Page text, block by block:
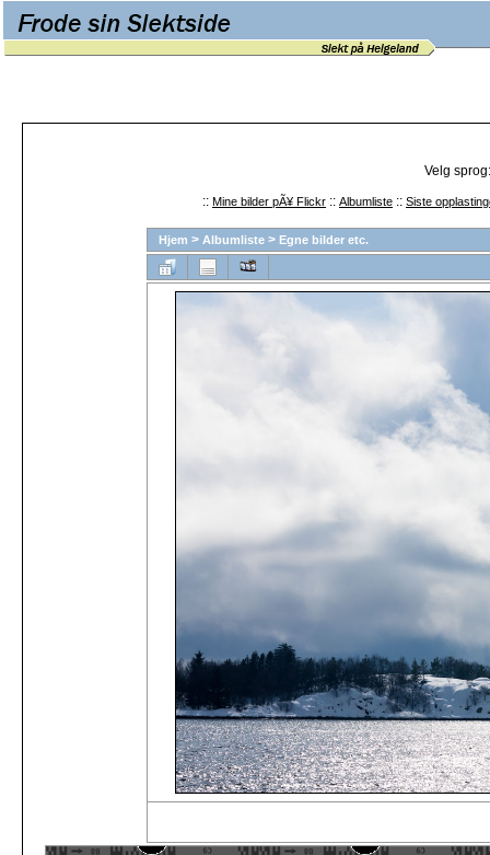
Velg
:: Mine bilder pÃ¥ Flickr :: Albumliste :: Siste
Hjem > Albumliste > Egne bilder etc.